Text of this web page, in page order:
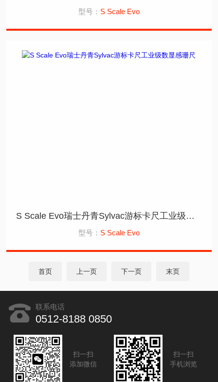
型号： S Scale Evo
S Scale Evo瑞士丹青Sylvac游标卡尺工业级数显感珊尺
型号： S Scale Evo
首页 上一页 下一页 末页
联系电话
0512-8188 0850
扫一扫
添加微信
扫一扫
手机浏览